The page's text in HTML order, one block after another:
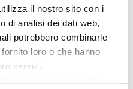
il nostro sito con i
di analisi dei dati web,
potrebbero combinarle
loro o che hanno
servizi.
un tuo ordine?Invia
assistenza e il numero
informazioni a